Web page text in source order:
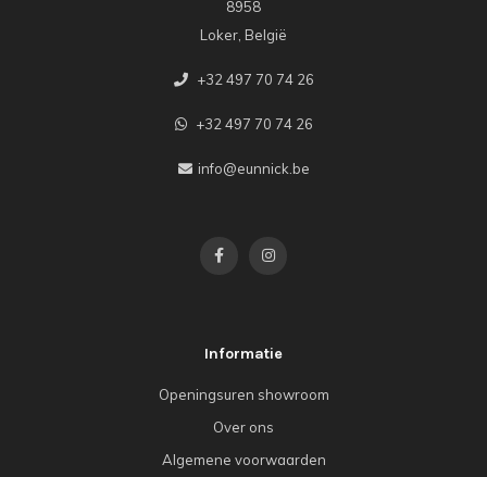
8958
Loker, België
+32 497 70 74 26
+32 497 70 74 26
info@eunnick.be
Informatie
Openingsuren showroom
Over ons
Algemene voorwaarden